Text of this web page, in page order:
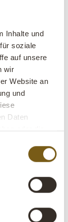
Inhalte und
soziale
auf unsere
wir
Website an
und
Daten
oder die